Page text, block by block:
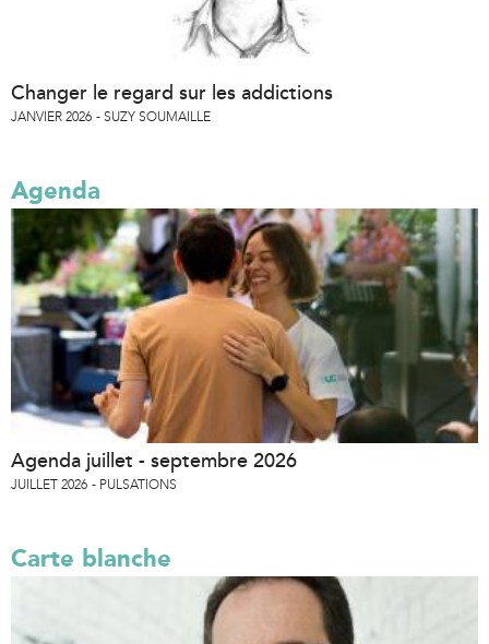
Changer le regard sur les addictions
JANVIER 2026 SUZY SOUMAILLE
Agenda
Agenda juillet - septembre 2026
JUILLET 2026 PULSATIONS
Carte blanche